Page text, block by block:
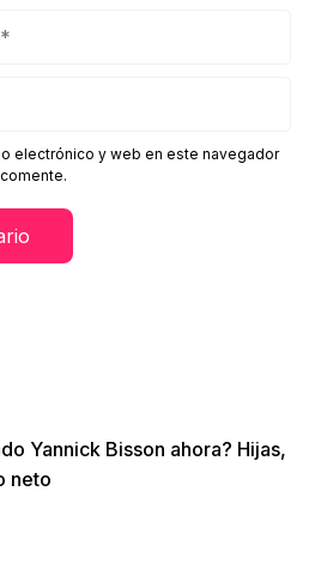
electrónico y web en este navegador
Yannick Bisson ahora? Hijas,
neto